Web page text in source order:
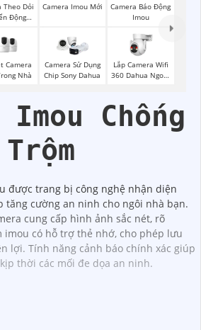
Theo Dỏi
Động
Camera Imou Mới
Camera Báo Động
Imou
Camera
Nhà
Camera Sử Dụng
Chip Sony Dahua
Lắp Camera Wifi
360 Dahua Ngoài
Imou Chống
Trộm
được trang bị công nghệ nhận diện
tăng cường an ninh cho ngôi nhà bạn.
cung cấp hình ảnh sắc nét, rõ
imou có hỗ trợ thẻ nhớ, cho phép lưu
lợi. Tính năng cảnh báo chính xác giúp
thời các mối đe dọa an ninh.